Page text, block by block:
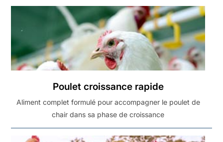
Poulet croissance rapide
Aliment complet formulé pour accompagner le poulet de
chair dans sa phase de croissance